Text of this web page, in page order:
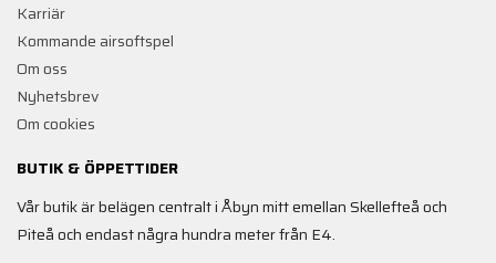
Karriär
Kommande airsoftspel
Om oss
Nyhetsbrev
Om cookies
BUTIK & ÖPPETTIDER
Vår butik är belägen centralt i Åbyn mitt emellan Skellefteå och
Piteå och endast några hundra meter från E4.